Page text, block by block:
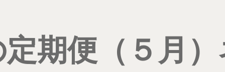
期便（５月